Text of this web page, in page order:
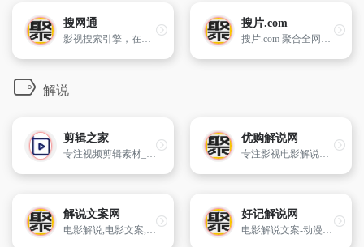
搜网通
影视搜索引擎，在线观看
搜片.com
搜片.com 聚合全网影片，你想看的全都找得到！每天搜集最新电影、电视剧、在线观看网址、蓝光高清正版免费看！
解说
剪辑之家
专注视频剪辑素材_PR/AE剪辑模板音频插件！
优购解说网
专注影视电影解说文案素材的网站
解说文案网
电影解说,电影文案,解说素材库,123电影解说网,影视文案网,中视频伙伴计划
好记解说网
电影解说文案-动漫解说文案-影视解说文案-电影解说词-电影解说稿<